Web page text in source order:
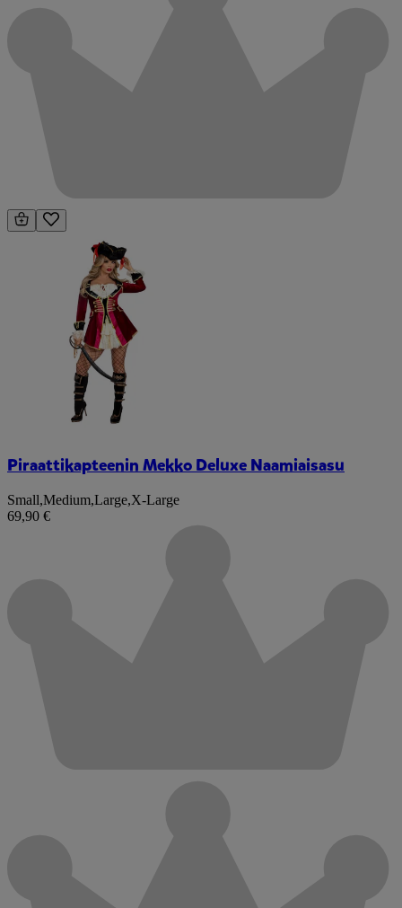
Piraattikapteenin Mekko Deluxe Naamiaisasu
Small,Medium,Large,X-Large
69,90 €